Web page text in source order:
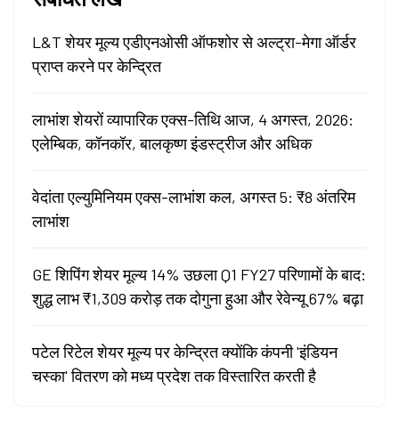
L&T शेयर मूल्य एडीएनओसी ऑफशोर से अल्ट्रा-मेगा ऑर्डर
प्राप्त करने पर केन्द्रित
लाभांश शेयरों व्यापारिक एक्स-तिथि आज, 4 अगस्त, 2026:
एलेम्बिक, कॉनकॉर, बालकृष्ण इंडस्ट्रीज और अधिक
वेदांता एल्युमिनियम एक्स-लाभांश कल, अगस्त 5: ₹8 अंतरिम
लाभांश
GE शिपिंग शेयर मूल्य 14% उछला Q1 FY27 परिणामों के बाद:
शुद्ध लाभ ₹1,309 करोड़ तक दोगुना हुआ और रेवेन्यू 67% बढ़ा
पटेल रिटेल शेयर मूल्य पर केन्द्रित क्योंकि कंपनी 'इंडियन
चस्का' वितरण को मध्य प्रदेश तक विस्तारित करती है